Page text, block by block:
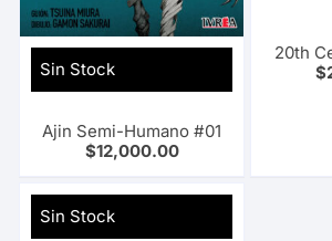
Sin Stock
Ajin Semi-Humano #01
$12,000.00
20th
$
Sin Stock